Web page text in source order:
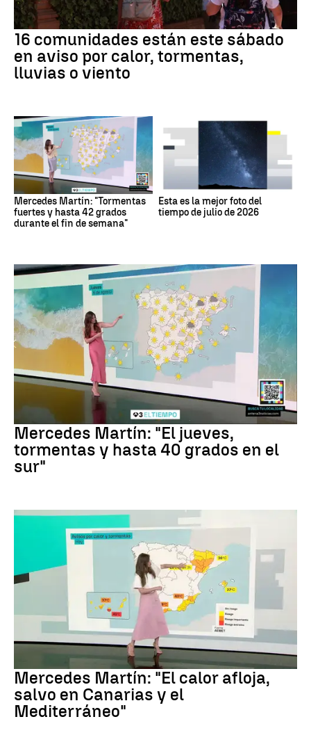
16 comunidades están este sábado
en aviso por calor, tormentas,
lluvias o viento
Mercedes Martín: "Tormentas
fuertes y hasta 42 grados
durante el fin de semana"
Esta es la mejor foto del
tiempo de julio de 2026
La Previsión
Mercedes Martín: "El jueves,
tormentas y hasta 40 grados en el
sur"
Mercedes Martín: "El calor afloja,
salvo en Canarias y el
Mediterráneo"